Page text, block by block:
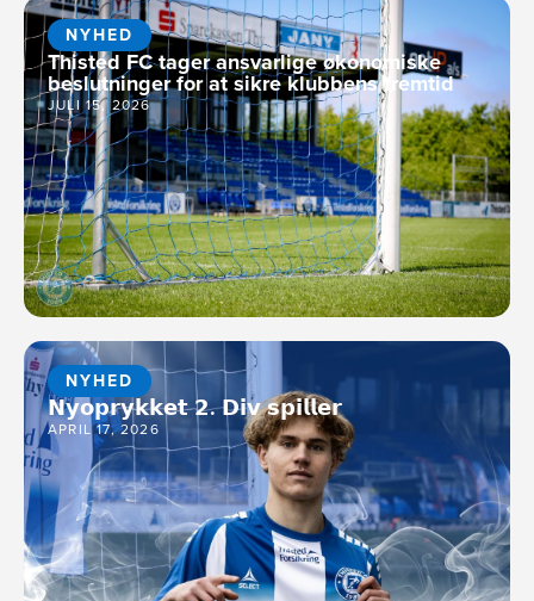
NYHED
Thisted FC tager ansvarlige økonomiske
beslutninger for at sikre klubbens fremtid
JULI 15, 2026
NYHED
𝗡𝘆𝗼𝗽𝗿𝘆𝗸𝗸𝗲𝘁 𝟮. 𝗗𝗶𝘃 𝘀𝗽𝗶𝗹𝗹𝗲𝗿
APRIL 17, 2026